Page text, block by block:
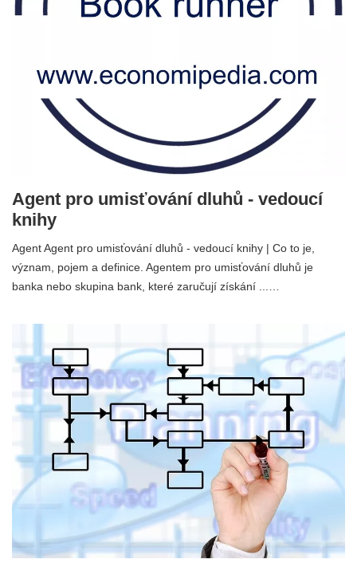
Agent pro umisťování dluhů - vedoucí
knihy
Agent Agent pro umisťování dluhů - vedoucí knihy | Co to je,
význam, pojem a definice. Agentem pro umisťování dluhů je
banka nebo skupina bank, které zaručují získání ...…